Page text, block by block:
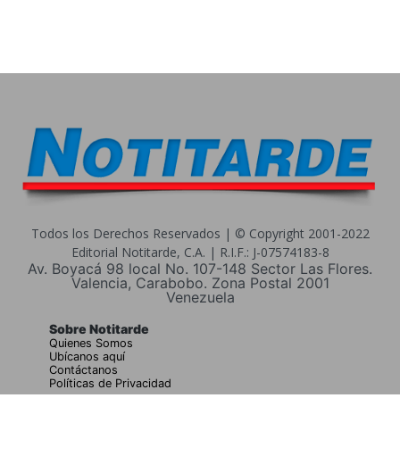
Todos los Derechos Reservados | © Copyright 2001-2022
Editorial Notitarde, C.A. | R.I.F.: J-07574183-8
Av. Boyacá 98 local No. 107-148 Sector Las Flores.
Valencia, Carabobo. Zona Postal 2001
Venezuela
Sobre Notitarde
Quienes Somos
Ubícanos aquí
Contáctanos
Políticas de Privacidad